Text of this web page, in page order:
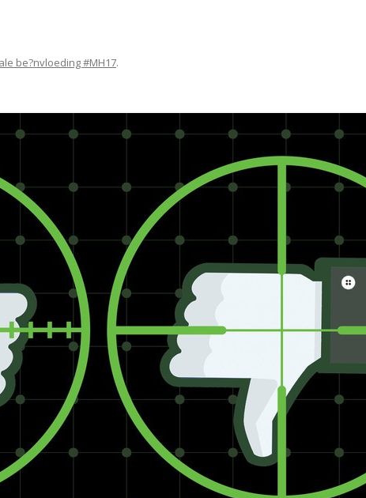
be?nvloeding #MH17.